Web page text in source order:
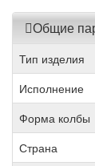
Общие
Тип изделия
Исполнение
Форма колбы
Страна